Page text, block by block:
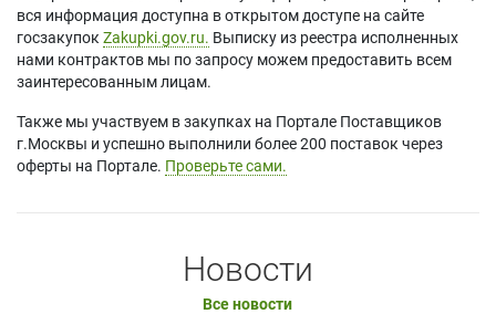
вся информация доступна в открытом доступе на сайте
госзакупок Zakupki.gov.ru. Выписку из реестра исполненных
нами контрактов мы по запросу можем предоставить всем
заинтересованным лицам.
Также мы участвуем в закупках на Портале Поставщиков
г.Москвы и успешно выполнили более 200 поставок через
оферты на Портале. Проверьте сами.
Новости
Все новости